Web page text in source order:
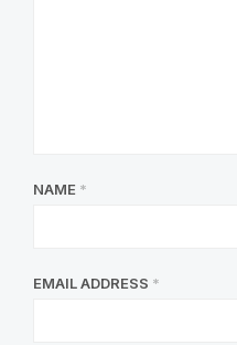
NAME *
EMAIL ADDRESS *